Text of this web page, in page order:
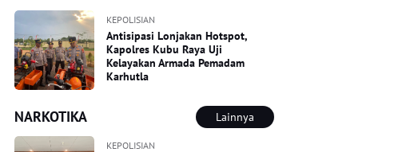
KEPOLISIAN
Antisipasi Lonjakan Hotspot,
Kapolres Kubu Raya Uji
Kelayakan Armada Pemadam
Karhutla
NARKOTIKA Lainnya
KEPOLISIAN